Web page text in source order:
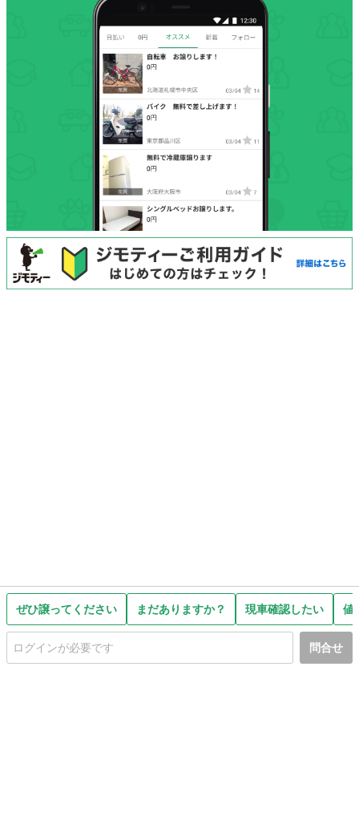
ぜひ譲ってください まだありますか？ 現車確認したい 値
問合せ